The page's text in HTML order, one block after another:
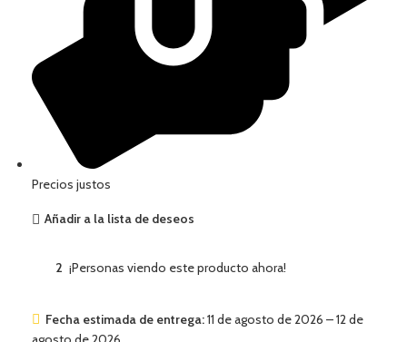
Precios justos
Añadir a la lista de deseos
2 ¡Personas viendo este producto ahora!
Fecha estimada de entrega:11 de agosto de 2026 – 12 de